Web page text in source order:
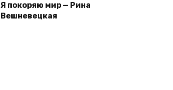
Я покоряю мир — Рина
Вешневецкая